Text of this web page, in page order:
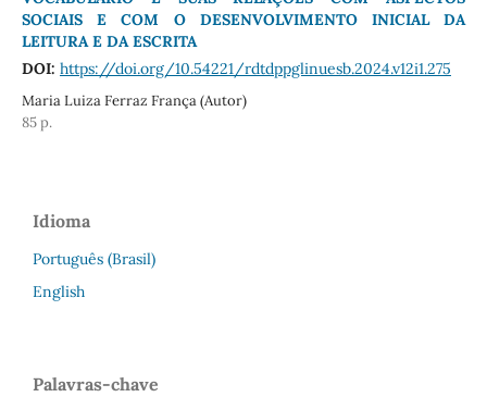
SOCIAIS E COM O DESENVOLVIMENTO INICIAL DA
LEITURA E DA ESCRITA
DOI: https://doi.org/10.54221/rdtdppglinuesb.2024.v12i1.275
Maria Luiza Ferraz França (Autor)
85 p.
Idioma
Português (Brasil)
English
Palavras-chave